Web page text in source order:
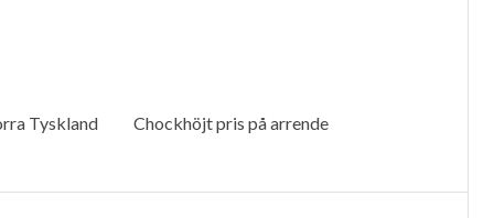
Tyskland Chockhöjt pris på arrende